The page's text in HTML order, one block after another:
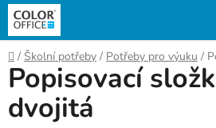
Přejít
obsah
Domů
/ Školní potřeby / Potřeby pro výuku /
Popisovací
dvojitá